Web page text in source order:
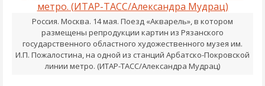
Россия. Москва. 14 мая. Поезд «Акварель», в котором
размещены репродукции картин из Рязанского
государственного областного художественного музея им.
И.П. Пожалостина, на одной из станций Арбатско-Покровской
линии метро. (ИТАР-ТАСС/Александра Мудрац)